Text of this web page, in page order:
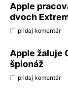
Apple
dvoch
pridaj komentár
Apple žaluje
špionáž
pridaj komentár